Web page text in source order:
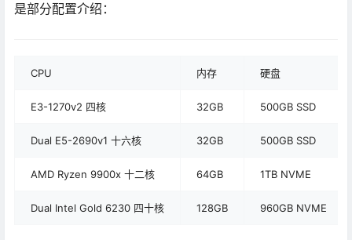
是部分配置介绍：
CPU 内存 硬盘
E3-1270v2 四核 32GB 500GB SSD
Dual E5-2690v1 十六核 32GB 500GB SSD
AMD Ryzen 9900x 十二核 64GB 1TB NVME
Dual Intel Gold 6230 四十核 128GB 960GB NVME